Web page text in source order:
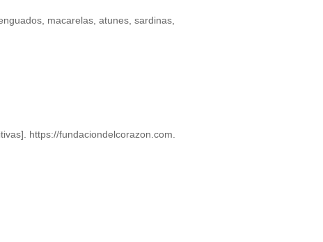
macarelas, atunes, sardinas,
https://fundaciondelcorazon.com.